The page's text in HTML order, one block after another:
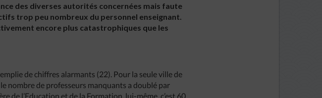
des diverses autorités concernées mais faute
trop peu nombreux du personnel enseignant.
encore plus catastrophiques que les
de chiffres alarmants (22). Pour la seule ville de
nombre de professeurs manquants a doublé par
de l’Education et de la Formation, lui-même, c’est 60